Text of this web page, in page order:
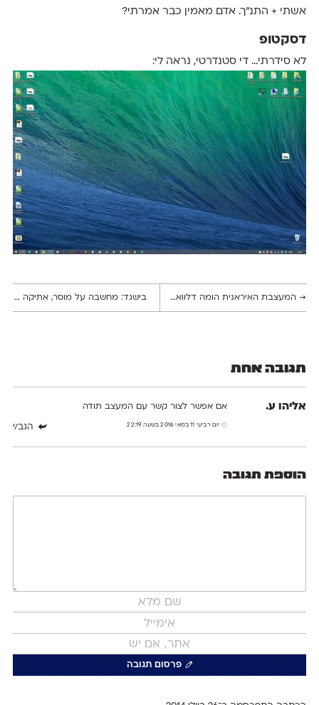
אשתי + התנ״ך. אדם מאמין כבר אמרתי?
דסקטופ
לא סידרתי... די סטנדרטי, נראה לי:
→המעצבת האיראנית הומה דלוואראי מציעה אלטרנטיבה לעיצוב ״השטוח״ בישגד: מחשבה על מוסר, אתיקה ואחריות עיצובית
תגובה אחת
אליהו ע. אם אפשר לצור קשר עם המעצב תודה
יום רביעי 11 במאי 2016 בשעה 22:19 הגב/י
הוספת תגובה
פרסום תגובה